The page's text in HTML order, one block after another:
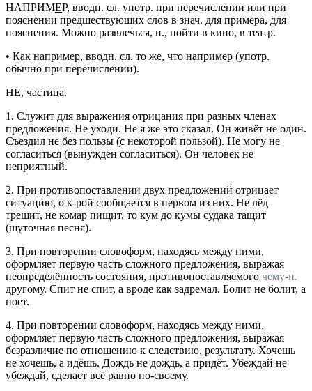
НАПРИМЕР, вводн. сл. употр. при перечислении или при
пояснении предшествующих слов в знач. для примера, для
пояснения. Можно развлечься, н., пойти в кино, в театр.
• Как например, вводн. сл. то же, что например (употр.
обычно при перечислении).
НЕ, частица.
1. Служит для выражения отрицания при разных членах
предложения. Не уходи. Не я же это сказал. Он живёт не один.
Съездил не без пользы (с некоторой пользой). Не могу не
согласиться (вынужден согласиться). Он человек не
неприятный.
2. При противопоставлении двух предложений отрицает
ситуацию, о к-рой сообщается в первом из них. Не лёд
трещит, не комар пищит, то кум до кумы судака тащит
(шуточная песня).
3. При повторении словоформ, находясь между ними,
оформляет первую часть сложного предложения, выражая
неопределённость состояния, противопоставляемого чему-н.
другому. Спит не спит, а вроде как задремал. Болит не болит, а
ноет.
4. При повторении словоформ, находясь между ними,
оформляет первую часть сложного предложения, выражая
безразличие по отношению к следствию, результату. Хочешь
не хочешь, а идёшь. Дождь не дождь, а придёт. Убеждай не
убеждай, сделает всё равно по-своему.